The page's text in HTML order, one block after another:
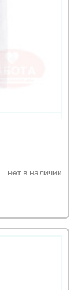
нет в наличии